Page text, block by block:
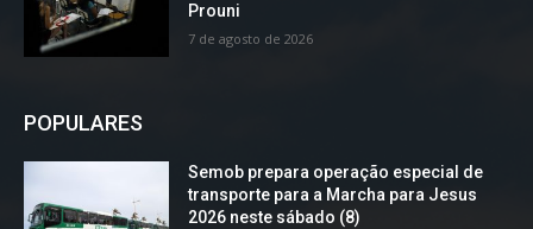
Prouni
7 de agosto de 2026
POPULARES
Semob prepara operação especial de
transporte para a Marcha para Jesus
2026 neste sábado (8)